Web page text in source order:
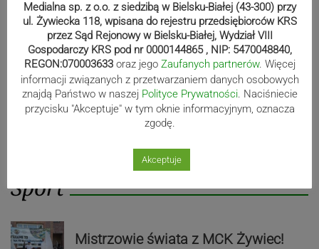
Sport
Mistrzowie świata z MCK Żywiec!
Medialna sp. z o.o. z siedzibą w Bielsku-Białej (43-300) przy
ul. Żywiecka 118, wpisana do rejestru przedsiębiorców KRS
przez Sąd Rejonowy w Bielsku-Białej, Wydział VIII
Gospodarczy KRS pod nr 0000144865 , NIP: 5470048840,
REGON:070003633 oraz jego Zaufanych partnerów. Więcej
informacji związanych z przetwarzaniem danych osobowych
znajdą Państwo w naszej Polityce Prywatności. Naciśniecie
przycisku "Akceptuje" w tym oknie informacyjnym, oznacza
zgodę.
Akceptuje